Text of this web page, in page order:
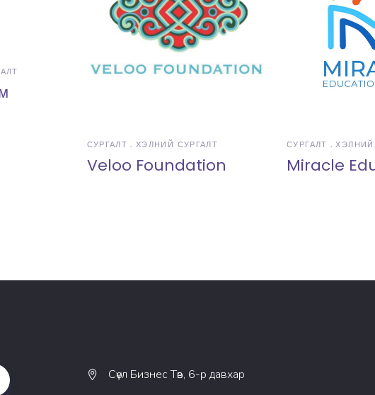
СУРГАЛТ ХЭЛНИЙ СУРГАЛТ
Veloo Foundation
СУРГАЛТ ХЭЛНИЙ
Miracle
Сөүл Бизнес Төв, 6-р давхар